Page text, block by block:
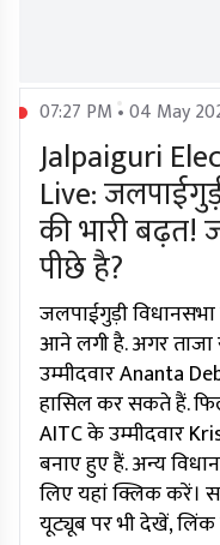
07:27 PM • 04 May
Jalpaiguri
Live:
की भारी बढ़त!
पीछे है?
जलपाईगुड़ी
आने लगी है. अगर ताजा
उम्मीदवार Ananta
हासिल कर सकते हैं.
AITC के उम्मीदवार
बनाए हुए हैं. अन्य
लिए यहां क्लिक करें।
यूट्यूब पर भी देखें, लिंक